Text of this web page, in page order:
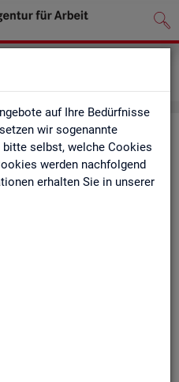
auf Ihre Bedürfnisse
wir sogenannte
selbst, welche Cookies
werden nachfolgend
erhalten Sie in unserer
De­fi­ni­ti­on, Aus­sa­ge­kraft, Be­
Kenn­zah­len, die in der Sta­tis­
vor­kom­men.
Leis­